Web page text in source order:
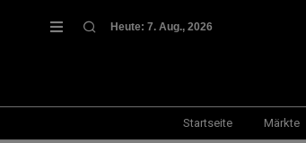
Heute: 7. Aug., 2026
Startseite Märkte